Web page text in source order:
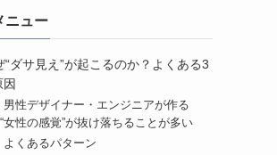
ニュー
“ダサ見え”が起こるのか？よくある3
性デザイナー・エンジニアが作る
女性の感覚”が抜け落ちることが多い
くあるパターン